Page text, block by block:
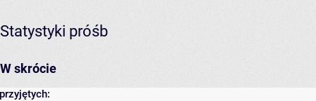
Statystyki próśb
W skrócie
przyjętych: